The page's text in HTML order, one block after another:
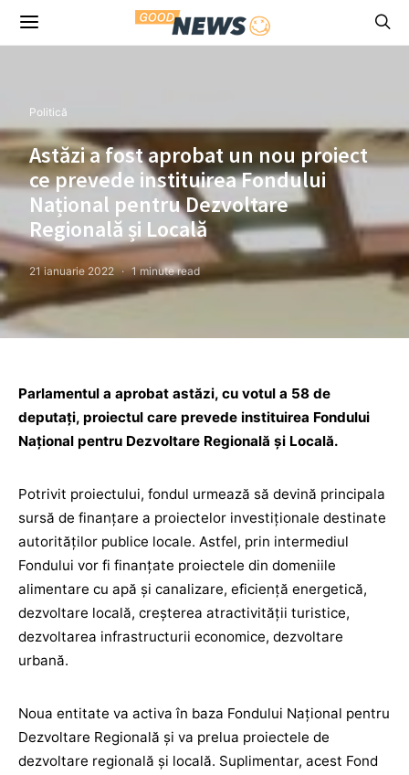
Politică
Astăzi a fost aprobat un nou proiect
ce prevede instituirea Fondului
Național pentru Dezvoltare
Regională și Locală
21 ianuarie 2022 1 minute read
Parlamentul a aprobat astăzi, cu votul a 58 de
deputați, proiectul care prevede instituirea Fondului
Național pentru Dezvoltare Regională și Locală.
Potrivit proiectului, fondul urmează să devină principala
sursă de finanțare a proiectelor investiționale destinate
autorităților publice locale. Astfel, prin intermediul
Fondului vor fi finanțate proiectele din domeniile
alimentare cu apă și canalizare, eficiență energetică,
dezvoltare locală, creșterea atractivității turistice,
dezvoltarea infrastructurii economice, dezvoltare
urbană.
Noua entitate va activa în baza Fondului Național pentru
Dezvoltare Regională și va prelua proiectele de
dezvoltare regională și locală. Suplimentar, acest Fond